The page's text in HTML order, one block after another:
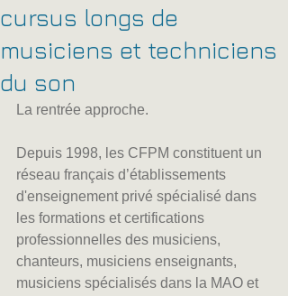
cursus longs de
musiciens et techniciens
du son
La rentrée approche.
Depuis 1998, les CFPM constituent un
réseau français d’établissements
d'enseignement privé spécialisé dans
les formations et certifications
professionnelles des musiciens,
chanteurs, musiciens enseignants,
musiciens spécialisés dans la MAO et